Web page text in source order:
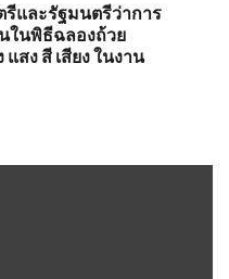
และรัฐมนตรีว่าการ
ในพิธีฉลองถ้วย
สง สี เสียง ในงาน